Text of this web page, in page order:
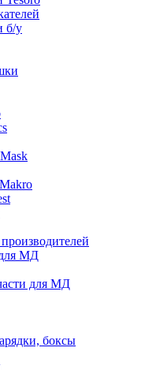
б/у
для МД
для МД
боксы